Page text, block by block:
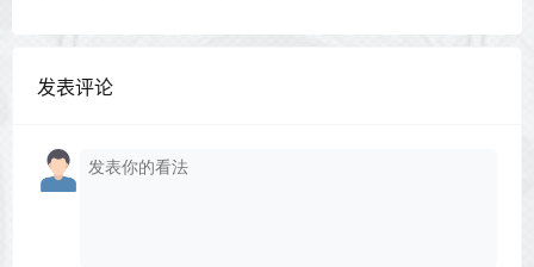
发表评论